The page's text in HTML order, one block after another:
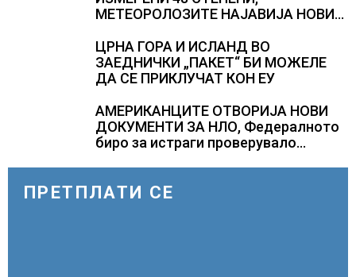
МЕТЕОРОЛОЗИТЕ НАЈАВИЈА НОВИ
АВГУСТ
ЦРНА ГОРА И ИСЛАНД ВО
ЗАЕДНИЧКИ „ПАКЕТ“ БИ МОЖЕЛЕ
ДА СЕ ПРИКЛУЧАТ КОН ЕУ
АМЕРИКАНЦИТЕ ОТВОРИЈА НОВИ
ДОКУМЕНТИ ЗА НЛО, Федералното
биро за истраги проверувало
ПРЕТПЛАТИ СЕ